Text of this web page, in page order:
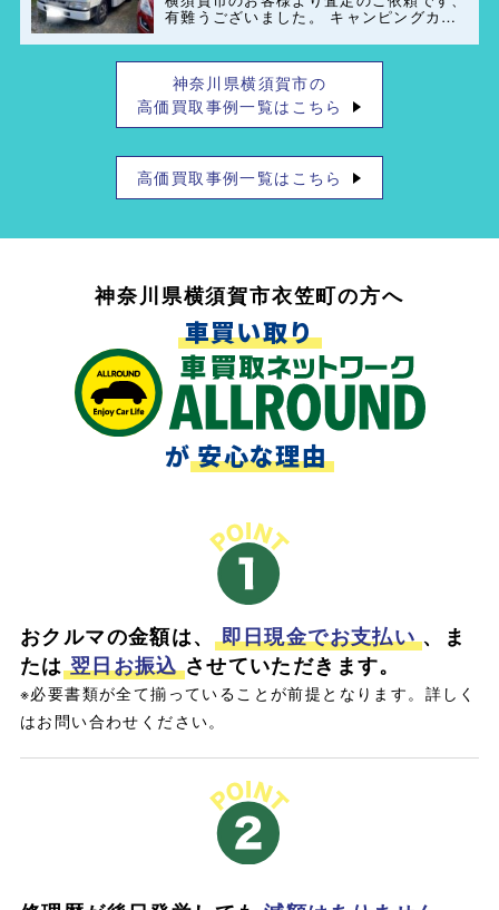
有難うございました。 キャンピングカー
すのでお気軽にご連絡お待ちしておりま
す。
神奈川県横須賀市の
高価買取事例一覧はこちら
高価買取事例一覧はこちら
神奈川県横須賀市衣笠町の方へ
車買い取り
が安心な理由
おクルマの金額は、 即日現金でお支払い 、ま
たは 翌日お振込 させていただきます。
※必要書類が全て揃っていることが前提となります。詳しく
はお問い合わせください。